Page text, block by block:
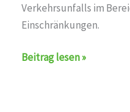
Verkehrsunfalls im
Einschränkungen.
Zeitweise
Beitrag lesen »